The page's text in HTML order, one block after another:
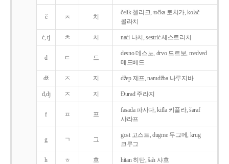
č ㅊ 치
čelik 첼리크, točka 토치카, kolač
콜라치
ć, tj ㅊ 치 naći 나치, sestrić 세스트리치
d ㄷ 드
desno 데스노, drvo 드르보, medved
메드베드
dž ㅈ 지 džep 제프, narudžba 나루지바
đ,dj ㅈ 지 Ðurađ 주라지
f ㅍ 프
fasada 파사다, kifla 키플라, šaraf
샤라프
g ㄱ 그
gost 고스트, dugme 두그메, krug
크루그
h ㅎ 흐 hitan 히탄, šah 샤흐